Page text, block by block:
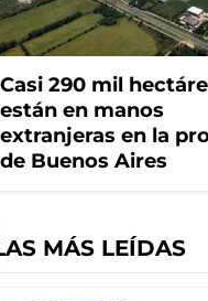
Casi 290 mil
están en manos
extranjeras en la
de Buenos Aires
MÁS LEÍDAS